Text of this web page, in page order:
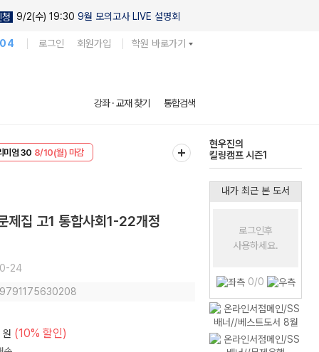
청 9/2(수) 19:30 9월 모의고사 LIVE 설명회
로그인 회원가입 학원 바로가기
강좌 · 교재 찾기 통합검색
미엄 30 8/10(월) 마감
다채로운 난도
실전 모의고사
제집 고1 통합사회1-22개정
24
9791175630208
원 (10% 할인)
내가 최근 본 도서
로그인후
사용하세요.
0/0